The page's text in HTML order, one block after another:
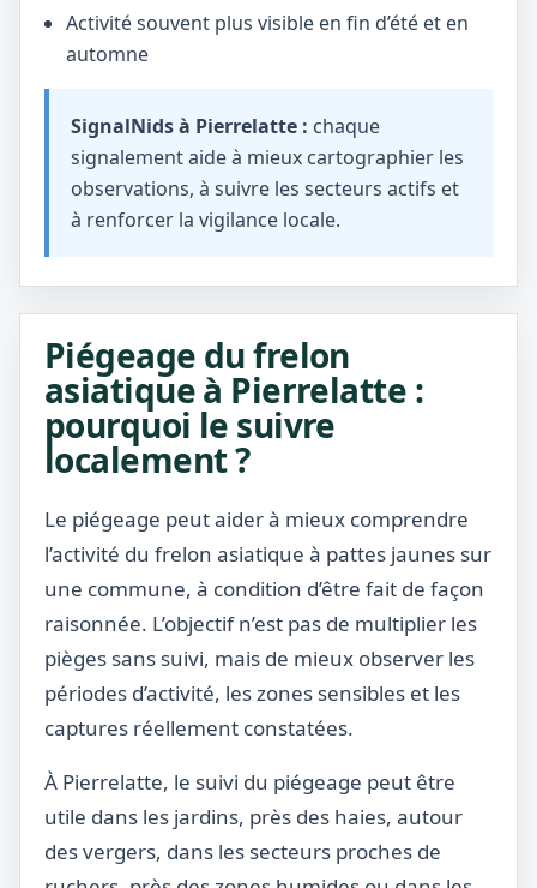
Activité souvent plus visible en fin d’été et en
automne
SignalNids à Pierrelatte : chaque
signalement aide à mieux cartographier les
observations, à suivre les secteurs actifs et
à renforcer la vigilance locale.
Piégeage du frelon
asiatique à Pierrelatte :
pourquoi le suivre
localement ?
Le piégeage peut aider à mieux comprendre
l’activité du frelon asiatique à pattes jaunes sur
une commune, à condition d’être fait de façon
raisonnée. L’objectif n’est pas de multiplier les
pièges sans suivi, mais de mieux observer les
périodes d’activité, les zones sensibles et les
captures réellement constatées.
À Pierrelatte, le suivi du piégeage peut être
utile dans les jardins, près des haies, autour
des vergers, dans les secteurs proches de